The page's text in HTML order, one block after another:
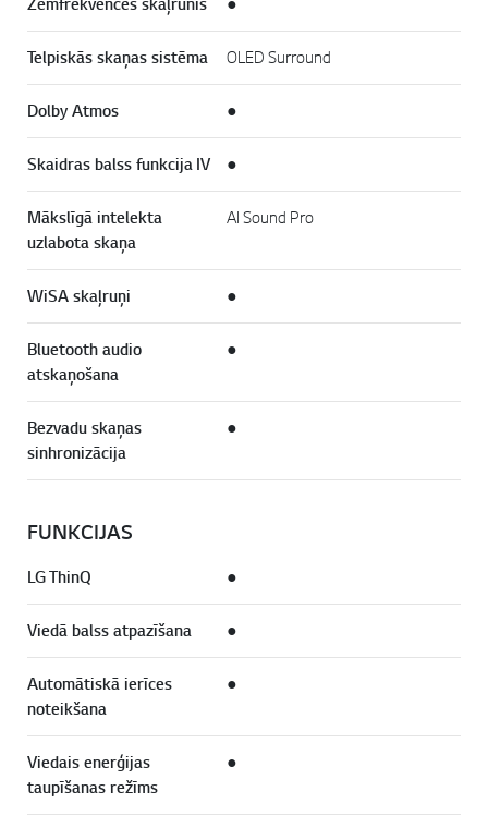
Telpiskās skaņas sistēma OLED Surround
Dolby Atmos ●
Skaidras balss funkcija IV ●
Mākslīgā intelekta
uzlabota skaņa
AI Sound Pro
WiSA skaļruņi ●
Bluetooth audio
atskaņošana
●
Bezvadu skaņas
sinhronizācija
●
FUNKCIJAS
LG ThinQ ●
Viedā balss atpazīšana ●
Automātiskā ierīces
noteikšana
●
Viedais enerģijas
taupīšanas režīms
●